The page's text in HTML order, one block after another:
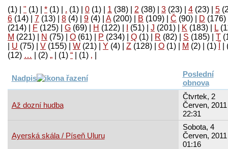
(1) " (1) * (1) . (1) 0 (1) 1 (38) 2 (38) 3 (23) 4 (23) 5
6 (14) 7 (13) 8 (4) 9 (4) A(200) B (109) Č (90) D (176)
(214)
F (125) G (69) H (122) (51) J (201) K (183) L
M (221) N (75) O (61) P (234) Q (1) R (82) S (185) T
U (75) V (155) W (21) Y (4) Z (128) Ο (1) М (2)
(1)
‚
(1)
“
(1)
„
(2)
…
(12)
Nadpis
Poslední
obnova
Až dozní hudba
Čtvrtek, 2
Červen,
22:31
Ayerská skála / Píseň Uluru
Sobota, 4
Červen,
01:16